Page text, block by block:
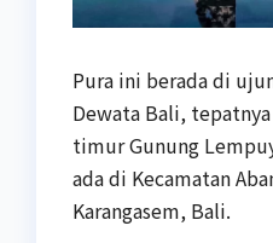
Pura ini berada di
Dewata Bali,
timur Gunung
ada di Kecamatan
Karangasem, Bali.